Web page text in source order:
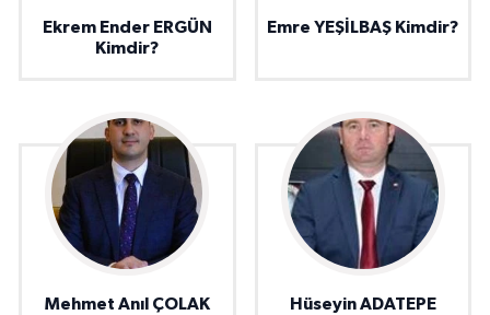
Ekrem Ender ERGÜN
Kimdir?
Emre YEŞİLBAŞ Kimdir?
Mehmet Anıl ÇOLAK
Hüseyin ADATEPE